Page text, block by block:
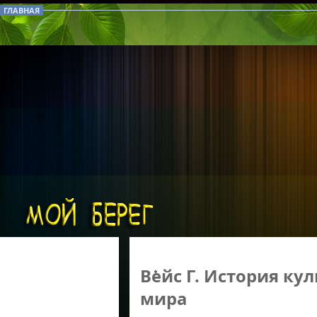
ГЛАВНАЯ
Вейс Г. История
мира